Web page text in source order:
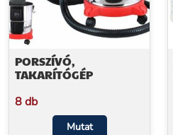
PORSZÍVÓ,
TAKARÍTÓGÉP
8 db
Mutat